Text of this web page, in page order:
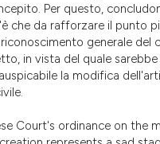
Per questo,
che da rafforzare il punto
generale del
in vista del quale sarebbe
la modifica
Court's ordinance on the